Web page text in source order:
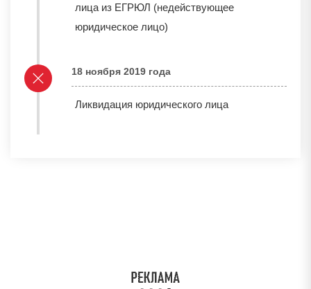
лица из ЕГРЮЛ (недействующее
юридическое лицо)
18 ноября 2019 года
Ликвидация юридического лица